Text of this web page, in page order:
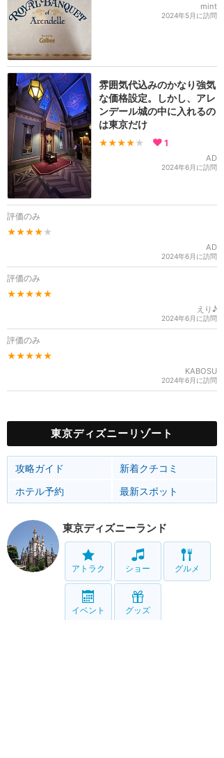
mint
2024年5月に訪問
雰囲気代込みのかなり強気
な価格設定。しかし、アレ
ンデール城の中に入れるの
は東京だけ
★★★★ ★ 1
AD
2024年6月に訪問
評価のみ
★★★★ ★
AD
2024年6月に訪問
評価のみ
★★★★★
えり♪
2024年6月に訪問
評価のみ
★★★★★
KABOSU
2024年6月に訪問
東京ディズニーリゾート
攻略ガイド
新着クチコミ
ホテル予約
最新スポット
東京ディズニーランド
アトラク ショー グルメ
イベント グッズ